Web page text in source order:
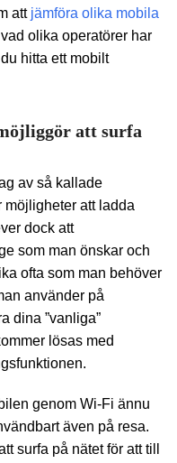
att jämföra olika mobila
olika operatörer har
hitta ett mobilt
att surfa
av så kallade
möjligheter att ladda
dock att
som man önskar och
ofta som man behöver
använder på
dina ”vanliga”
lösas med
genom Wi-Fi ännu
även på resa.
surfa på nätet för att till